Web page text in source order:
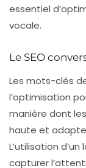
essentiel
vocale.
Le SEO
Les mots-clés
l’optimisation
manière dont
haute et
L’utilisation
capturer